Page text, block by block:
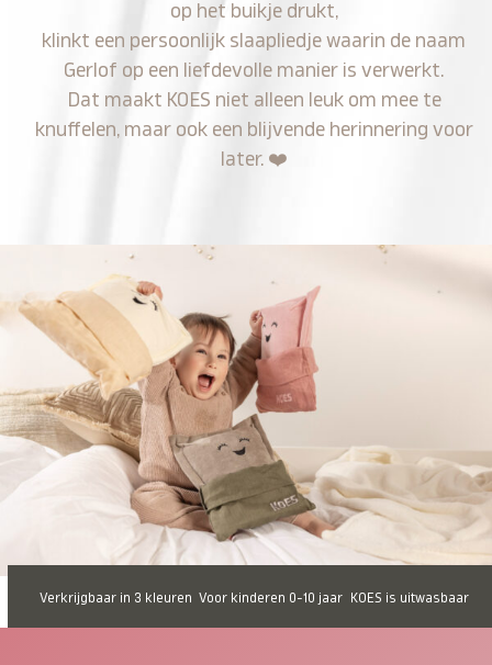
op het buikje drukt,
klinkt een persoonlijk slaapliedje waarin de naam
Gerlof op een liefdevolle manier is verwerkt.
Dat maakt KOES niet alleen leuk om mee te
knuffelen, maar ook een blijvende herinnering voor
later. ❤️
Verkrijgbaar in 3 kleuren Voor kinderen 0-10 jaar KOES is uitwasbaar